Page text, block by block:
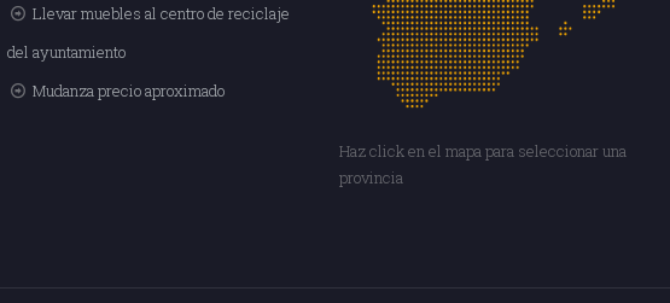
Llevar muebles al centro de reciclaje
del ayuntamiento
Mudanza precio aproximado
Haz click en el mapa para seleccionar una
provincia